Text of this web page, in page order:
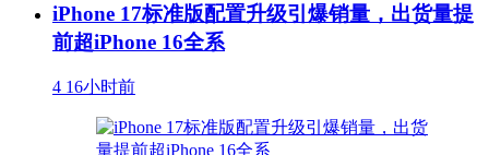
iPhone 17标准版配置升级引爆销量，出货量提
前超iPhone 16全系
4 16小时前